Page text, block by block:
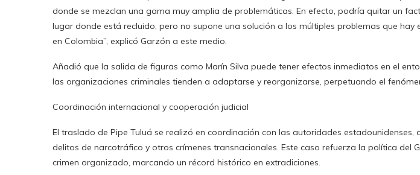
donde se mezclan una gama muy amplia de problemáticas. En efecto, podría quitar un
lugar donde está recluido, pero no supone una solución a los múltiples problemas que hay
en Colombia”, explicó Garzón a este medio.
Añadió que la salida de figuras como Marín Silva puede tener efectos inmediatos en el
las organizaciones criminales tienden a adaptarse y reorganizarse, perpetuando el
Coordinación internacional y cooperación judicial
El traslado de Pipe Tuluá se realizó en coordinación con las autoridades estadounidenses,
delitos de narcotráfico y otros crímenes transnacionales. Este caso refuerza la política del
crimen organizado, marcando un récord histórico en extradiciones.